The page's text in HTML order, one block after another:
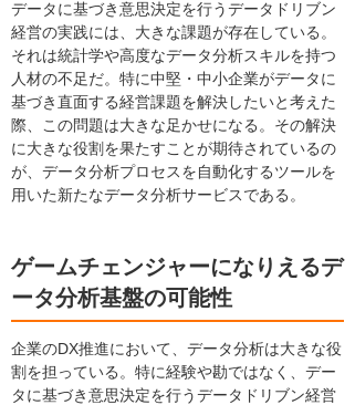
データに基づき意思決定を行うデータドリブン
経営の実践には、大きな課題が存在している。
それは統計学や高度なデータ分析スキルを持つ
人材の不足だ。特に中堅・中小企業がデータに
基づき直面する経営課題を解決したいと考えた
際、この問題は大きな足かせになる。その解決
に大きな役割を果たすことが期待されているの
が、データ分析プロセスを自動化するツールを
用いた新たなデータ分析サービスである。
ゲームチェンジャーになりえるデ
ータ分析基盤の可能性
企業のDX推進において、データ分析は大きな役
割を担っている。特に経験や勘ではなく、デー
タに基づき意思決定を行うデータドリブン経営